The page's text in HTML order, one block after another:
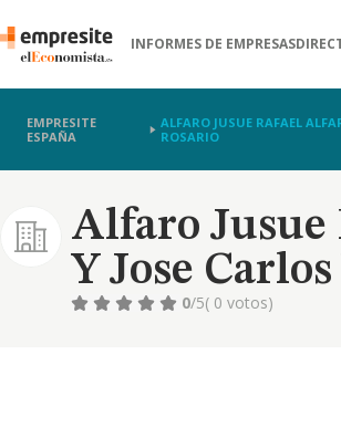
INFORMES DE EMPRESAS
EMPRESITE
ESPAÑA
ALFARO JUSUE RAFAEL
ROSARIO
Alfaro
Y Jose
0/5( 0 votos)